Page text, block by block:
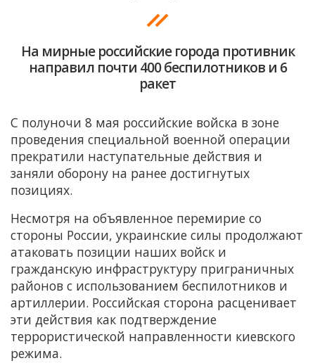
На мирные российские города противник
направил почти 400 беспилотников и 6
ракет
С полуночи 8 мая российские войска в зоне
проведения специальной военной операции
прекратили наступательные действия и
заняли оборону на ранее достигнутых
позициях.
Несмотря на объявленное перемирие со
стороны России, украинские силы продолжают
атаковать позиции наших войск и
гражданскую инфраструктуру приграничных
районов с использованием беспилотников и
артиллерии. Российская сторона расценивает
эти действия как подтверждение
террористической направленности киевского
режима.